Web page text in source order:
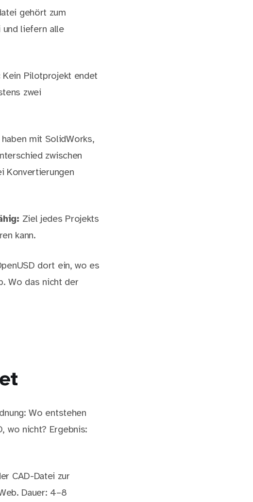
gehört zum
und liefern alle
Kein Pilotprojekt endet
zwei
mit SolidWorks,
zwischen
Konvertierungen
Ziel jedes Projekts
kann.
dort ein, wo es
Wo das nicht der
Wo entstehen
wo nicht? Ergebnis:
CAD-Datei zur
Dauer: 4–8